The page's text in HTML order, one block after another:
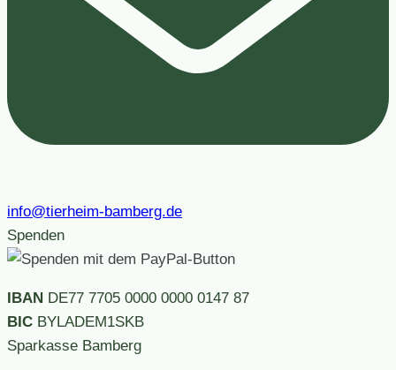
info@tierheim-bamberg.de
Spenden
IBAN DE77 7705 0000 0000 0147 87
BIC BYLADEM1SKB
Sparkasse Bamberg